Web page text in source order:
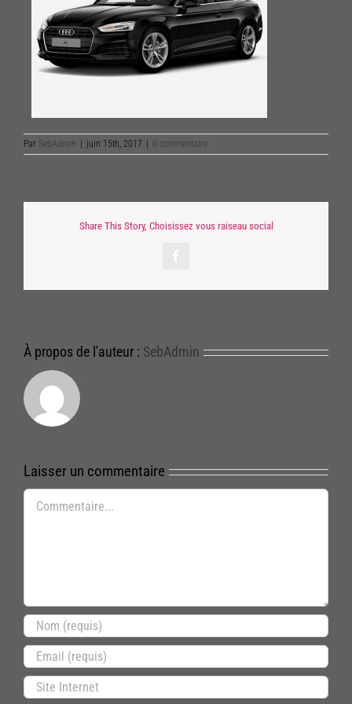
Par SebAdmin juin 15th, 2017 0 commentaire
Share This Story, Choisissez vous raiseau social
À propos de l'auteur : SebAdmin
Laisser un commentaire
Commentaire